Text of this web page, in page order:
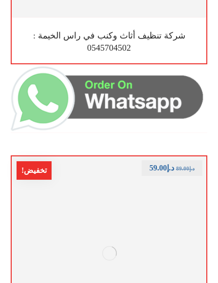
شركة تنظيف أثاث وكنب في راس الخيمة :
0545704502
تخفيض! د.إ89.00 د.إ59.00